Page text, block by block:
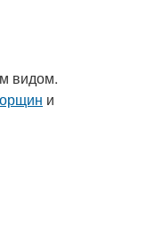
видом.
и